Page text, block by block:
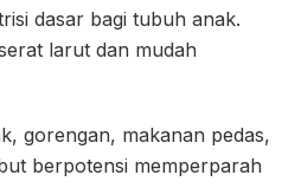
dasar bagi tubuh anak.
larut dan mudah
gorengan, makanan pedas,
berpotensi memperparah